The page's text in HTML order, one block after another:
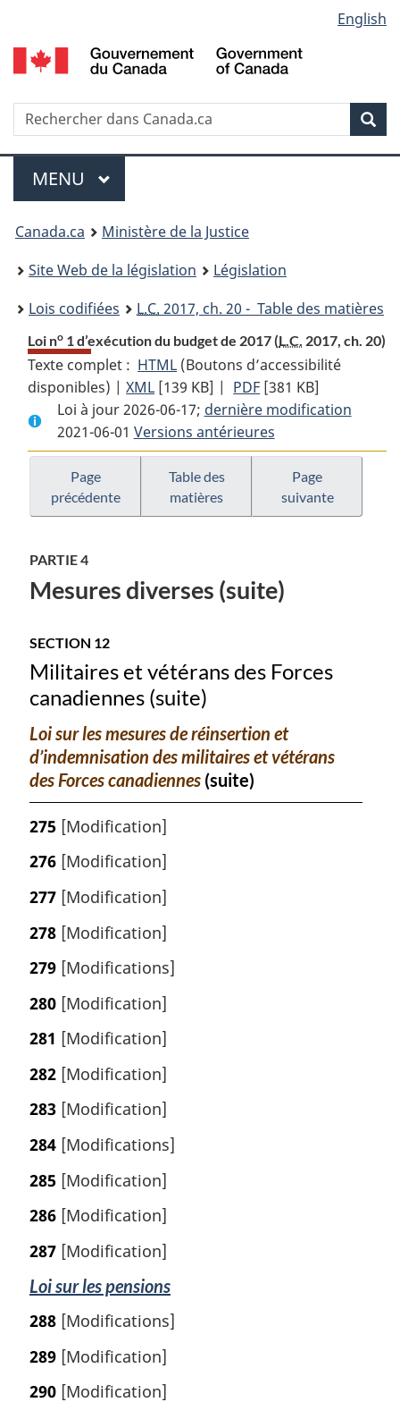
au
contenu
propos
de
la
HTML
simplifiée
selection
English
Recherche
Menu
MENU PRINCIPAL
You
are
here:
Canada.ca
Ministère de la Justice
Site Web de la législation
Législation
Lois codifiées
L.C. 2017, ch. 20 - Table des matières
Loi no 1 d’exécution du budget de 2017 (L.C. 2017, ch. 20)
Texte complet : HTML Texte
complet
:
Loi
no
1
d’exécution
du
2017
(Boutons d’accessibilité
disponibles) |XML Texte
complet
:
Loi
o
d’exécution
de
[139 KB] | PDF Texte
complet
:
Loi
d’exécution
de
[381 KB]
Loi à jour 2026-06-17; dernière modification
2021-06-01 Versions antérieures
Page
précédente
Table des
matières
Page
suivante
PARTIE 4
Mesures diverses (suite)
SECTION 12
Militaires et vétérans des Forces
canadiennes (suite)
Loi sur les mesures de réinsertion et
d’indemnisation des militaires et vétérans
des Forces canadiennes (suite)
275 [Modification]
276 [Modification]
277 [Modification]
278 [Modification]
279 [Modifications]
280 [Modification]
281 [Modification]
282 [Modification]
283 [Modification]
284 [Modifications]
285 [Modification]
286 [Modification]
287 [Modification]
Loi sur les pensions
288 [Modifications]
289 [Modification]
290 [Modification]